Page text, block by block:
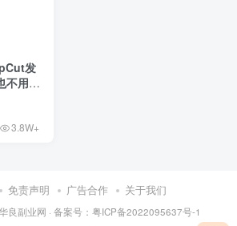
发
不用买
3.8W+
免责声明 广告合作 关于我们
良副业网 · 备案号： 粤ICP备2022095637号-1